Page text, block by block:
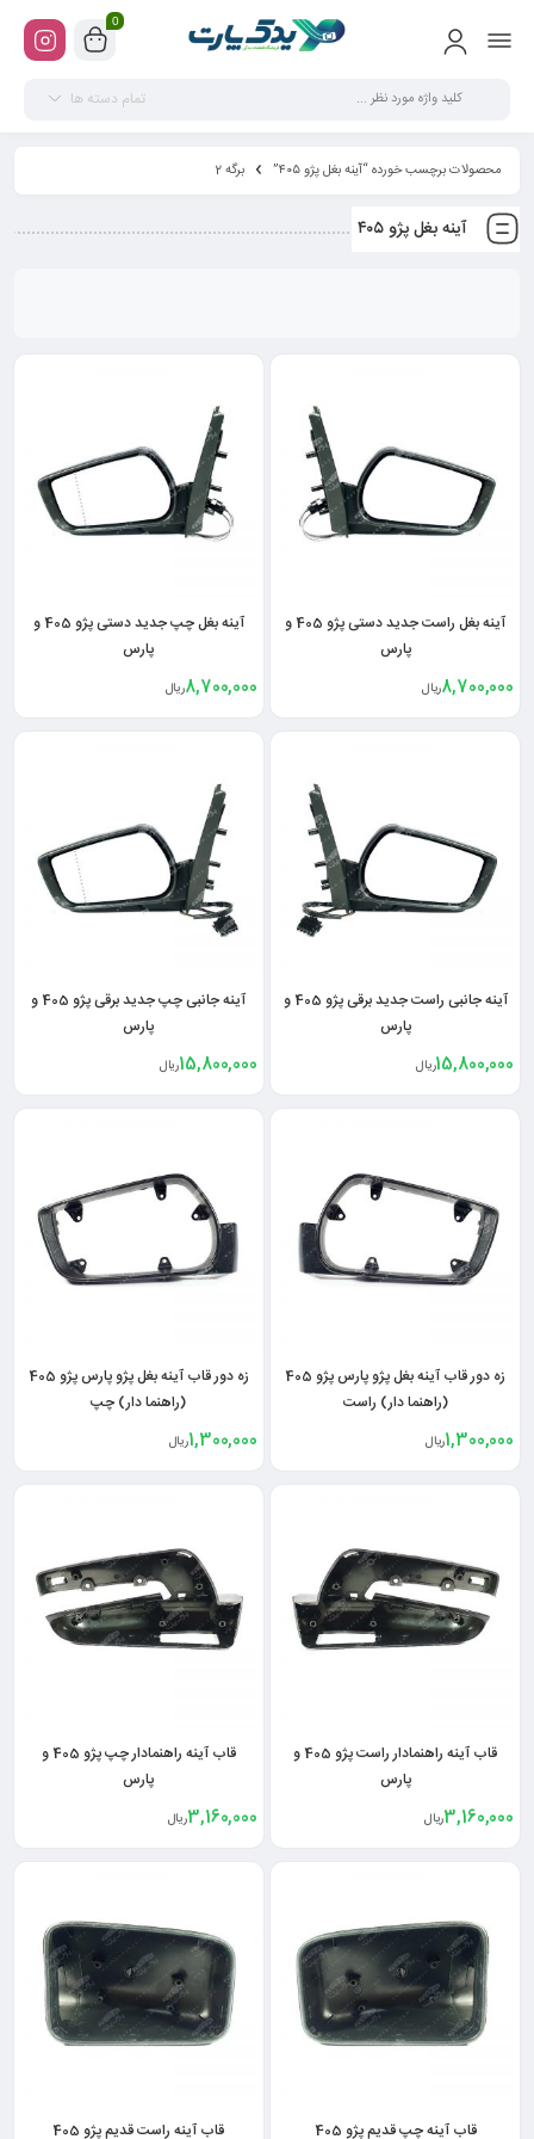
0
تمام دسته ها
محصولات برچسب خورده “آینه بغل پژو ۴۰۵” برگه 2
آینه بغل پژو ۴۰۵
آینه بغل راست جدید دستی پژو 405 و
پارس
8,700,000ریال
آینه بغل چپ جدید دستی پژو 405 و
پارس
8,700,000ریال
آینه جانبی راست جدید برقی پژو 405 و
پارس
15,800,000ریال
آینه جانبی چپ جدید برقی پژو 405 و
پارس
15,800,000ریال
زه دور قاب آینه بغل پژو پارس پژو 405
(راهنما دار) راست
1,300,000ریال
زه دور قاب آینه بغل پژو پارس پژو 405
(راهنما دار) چپ
1,300,000ریال
قاب آینه راهنمادار راست پژو 405 و
پارس
3,160,000ریال
قاب آینه راهنمادار چپ پژو 405 و
پارس
3,160,000ریال
قاب آینه چپ قدیم پژو 405 قاب آینه راست قدیم پژو 405